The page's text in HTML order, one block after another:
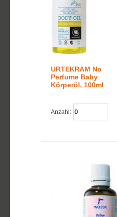
URTEKRAM No
Perfume Baby
Körperöl, 100ml
Anzahl: